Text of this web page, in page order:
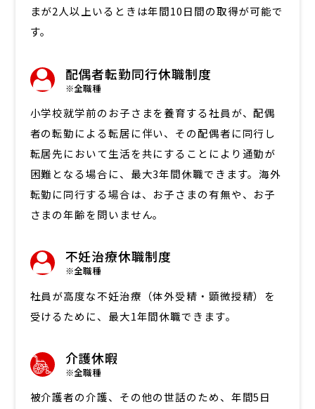
まが2人以上いるときは年間10日間の取得が可能で
す。
配偶者転勤同行休職制度
※全職種
小学校就学前のお子さまを養育する社員が、配偶
者の転勤による転居に伴い、その配偶者に同行し
転居先において生活を共にすることにより通勤が
困難となる場合に、最大3年間休職できます。海外
転勤に同行する場合は、お子さまの有無や、お子
さまの年齢を問いません。
不妊治療休職制度
※全職種
社員が高度な不妊治療（体外受精・顕微授精）を
受けるために、最大1年間休職できます。
介護休暇
※全職種
被介護者の介護、その他の世話のため、年間5日